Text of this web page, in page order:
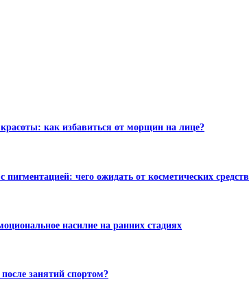
как избавиться от морщин на лице?
чего ожидать от косметических средств
насилие на ранних стадиях
занятий спортом?